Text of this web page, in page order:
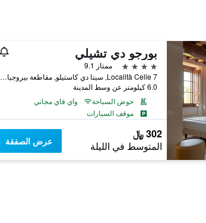
بورجو دي تشيلي
4 نجوم
ممتاز 9.1
Località Celle 7, سيتا دي كاستيلو, مقاطعة بيروجيا, إيطاليا
6.0 كيلومتر عن وسط المدينة
حوض السباحة
واي فاي مجاني
موقف السيارات
302 ﷼
المتوسط في الليلة عرض الصفقة